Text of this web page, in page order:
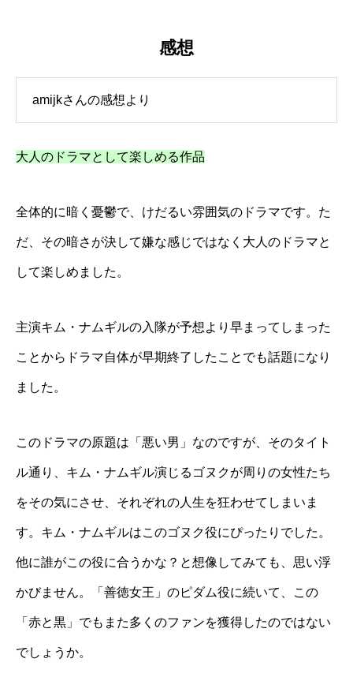
感想
amijkさんの感想より
大人のドラマとして楽しめる作品
全体的に暗く憂鬱で、けだるい雰囲気のドラマです。た
だ、その暗さが決して嫌な感じではなく大人のドラマと
して楽しめました。
主演キム・ナムギルの入隊が予想より早まってしまった
ことからドラマ自体が早期終了したことでも話題になり
ました。
このドラマの原題は「悪い男」なのですが、そのタイト
ル通り、キム・ナムギル演じるゴヌクが周りの女性たち
をその気にさせ、それぞれの人生を狂わせてしまいま
す。キム・ナムギルはこのゴヌク役にぴったりでした。
他に誰がこの役に合うかな？と想像してみても、思い浮
かびません。「善徳女王」のピダム役に続いて、この
「赤と黒」でもまた多くのファンを獲得したのではない
でしょうか。